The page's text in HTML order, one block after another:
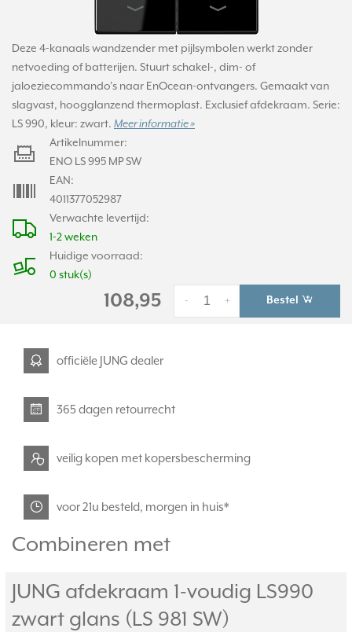
Deze 4-kanaals wandzender met pijlsymbolen werkt zonder
netvoeding of batterijen. Stuurt schakel-, dim- of
jaloeziecommando’s naar EnOcean-ontvangers. Gemaakt van
slagvast, hoogglanzend thermoplast. Exclusief afdekraam. Serie:
LS 990, kleur: zwart. Meer informatie »
Verwachte levertijd:
1-2 weken
Huidige voorraad:
0 stuk(s)
Artikelnummer:
ENO LS 995 MP SW
EAN:
4011377052987
108,95 +
- Bestel
officiële JUNG dealer
365 dagen retourrecht
veilig kopen met kopersbescherming
voor 21u besteld, morgen in huis*
Combineren met
JUNG afdekraam 1-voudig LS990
zwart glans (LS 981 SW)